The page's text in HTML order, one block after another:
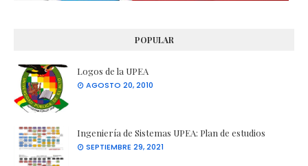
POPULAR
Logos de la UPEA
AGOSTO 20, 2010
Ingeniería de Sistemas UPEA: Plan de estudios
SEPTIEMBRE 29, 2021